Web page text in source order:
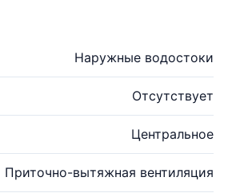
Наружные водостоки
Отсутствует
Центральное
Приточно-вытяжная вентиляция